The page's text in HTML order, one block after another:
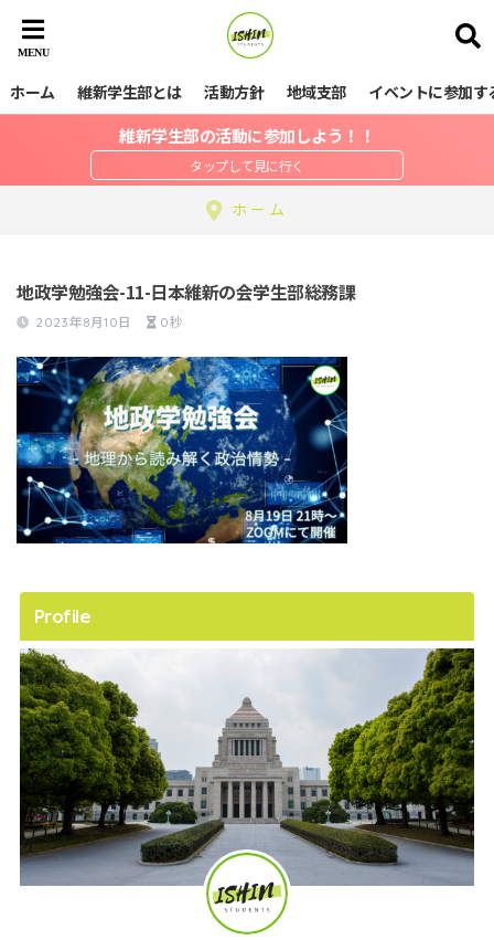
ホーム 維新学生部とは 活動方針 地域支部 イベントに参加す
維新学生部の活動に参加しよう！！
ホーム
地政学勉強会-11-日本維新の会学生部総務課
2023年8月10日 0秒
Profile